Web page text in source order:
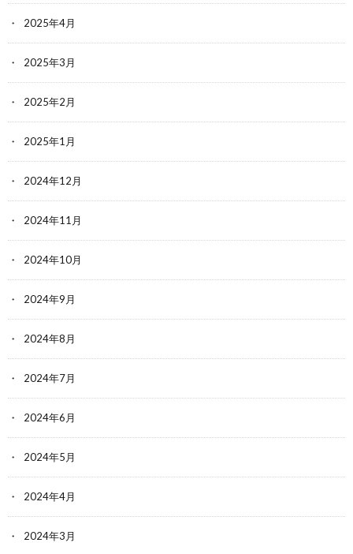
2025年4月
2025年3月
2025年2月
2025年1月
2024年12月
2024年11月
2024年10月
2024年9月
2024年8月
2024年7月
2024年6月
2024年5月
2024年4月
2024年3月